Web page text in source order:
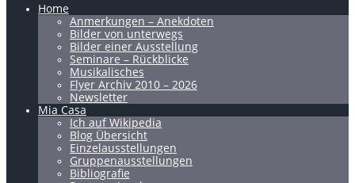
Home
Anmerkungen – Anekdoten
Bilder von unterwegs
Bilder einer Ausstellung
Seminare – Rückblicke
Musikalisches
Flyer Archiv 2010 – 2026
Newsletter
Mia Casa
Ich auf Wikipedia
Blog Übersicht
Einzelausstellungen
Gruppenausstellungen
Bibliografie